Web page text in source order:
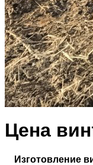
Цена
Изготовление